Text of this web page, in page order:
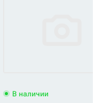
STF G40650E0Y00042
В наличии